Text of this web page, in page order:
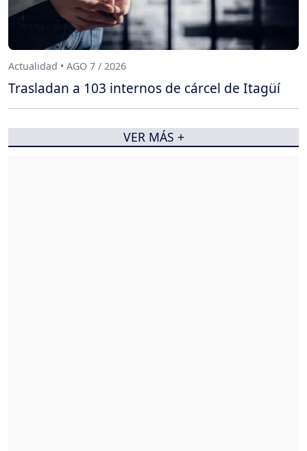
Actualidad • AGO 7 / 2026
Trasladan a 103 internos de cárcel de Itagüí
VER MÁS +